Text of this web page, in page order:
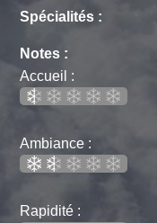
Spécialités :
Notes :
Accueil :
Ambiance :
Rapidité :